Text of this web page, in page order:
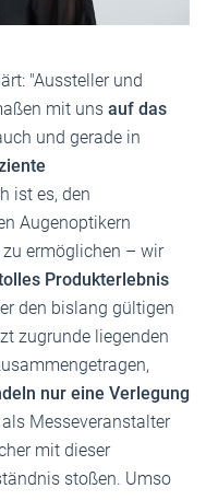
"Aussteller und
mit uns auf das
und gerade in
ist es, den
Augenoptikern
zu ermöglichen – wir
Produkterlebnis
den bislang gültigen
zugrunde liegenden
nur eine Verlegung
Messeveranstalter
mit dieser
stoßen. Umso